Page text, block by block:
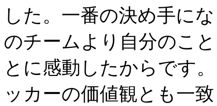
した。一番の決め手に
のチームより自分のこ
とに感動したからです
ッカーの価値観とも一